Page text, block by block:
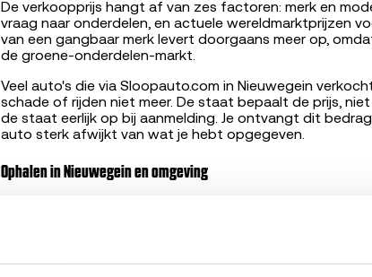
De verkoopprijs hangt af van zes factoren: merk en
vraag naar onderdelen, en actuele wereldmarktprijzen
van een gangbaar merk levert doorgaans meer op,
de groene-onderdelen-markt.
Veel auto's die via Sloopauto.com in Nieuwegein
schade of rijden niet meer. De staat bepaalt de prijs,
de staat eerlijk op bij aanmelding. Je ontvangt dit
auto sterk afwijkt van wat je hebt opgegeven.
Ophalen in Nieuwegein en omgeving
je auto niet meer rijdt. Zolang hij op vier wielen staat, is
de afnemer direct uit per overschrijving of contant, en